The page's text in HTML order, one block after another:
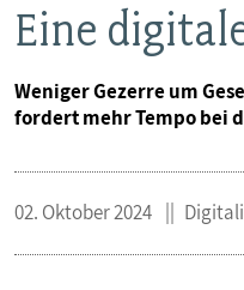
Eine
Weniger Gezerre um
fordert mehr Tempo bei
02. Oktober 2024